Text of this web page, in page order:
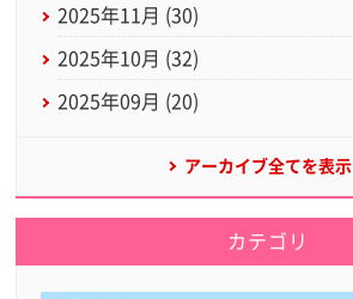
2025年11月 (30)
2025年10月 (32)
2025年09月 (20)
アーカイブ全てを表示
カテゴリ